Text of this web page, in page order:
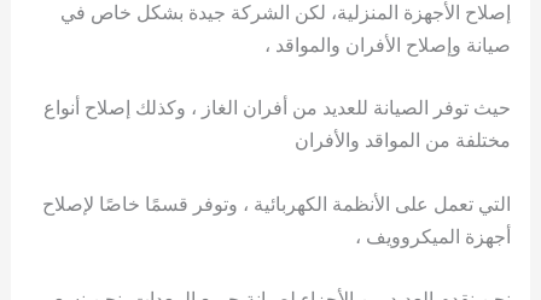
إصلاح الأجهزة المنزلية، لكن الشركة جيدة بشكل خاص في
صيانة وإصلاح الأفران والمواقد ،
حيث توفر الصيانة للعديد من أفران الغاز ، وكذلك إصلاح أنواع
مختلفة من المواقد والأفران
التي تعمل على الأنظمة الكهربائية ، وتوفر قسمًا خاصًا لإصلاح
أجهزة الميكروويف ،